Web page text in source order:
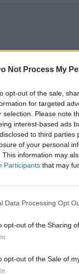
Not Process My
opt-out of the sale,
for targeted
selection. Please note
interest-based ads
to third
of your personal
This information may
Participants that may
Data Processing Opt
opt-out of the Sharing
opt-out of the Sale of